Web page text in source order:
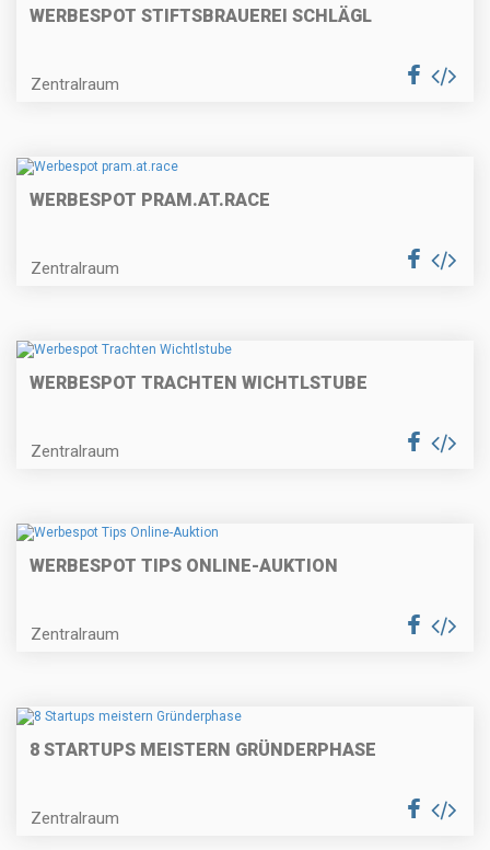
WERBESPOT STIFTSBRAUEREI SCHLÄGL
Zentralraum
WERBESPOT PRAM.AT.RACE
Zentralraum
WERBESPOT TRACHTEN WICHTLSTUBE
Zentralraum
WERBESPOT TIPS ONLINE-AUKTION
Zentralraum
8 STARTUPS MEISTERN GRÜNDERPHASE
Zentralraum